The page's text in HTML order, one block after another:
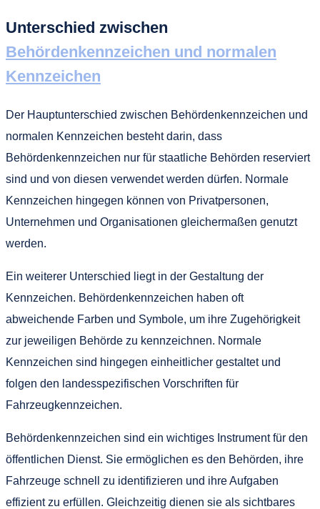
Unterschied zwischen
Behördenkennzeichen und normalen
Kennzeichen
Der Hauptunterschied zwischen Behördenkennzeichen und
normalen Kennzeichen besteht darin, dass
Behördenkennzeichen nur für staatliche Behörden reserviert
sind und von diesen verwendet werden dürfen. Normale
Kennzeichen hingegen können von Privatpersonen,
Unternehmen und Organisationen gleichermaßen genutzt
werden.
Ein weiterer Unterschied liegt in der Gestaltung der
Kennzeichen. Behördenkennzeichen haben oft
abweichende Farben und Symbole, um ihre Zugehörigkeit
zur jeweiligen Behörde zu kennzeichnen. Normale
Kennzeichen sind hingegen einheitlicher gestaltet und
folgen den landesspezifischen Vorschriften für
Fahrzeugkennzeichen.
Behördenkennzeichen sind ein wichtiges Instrument für den
öffentlichen Dienst. Sie ermöglichen es den Behörden, ihre
Fahrzeuge schnell zu identifizieren und ihre Aufgaben
effizient zu erfüllen. Gleichzeitig dienen sie als sichtbares